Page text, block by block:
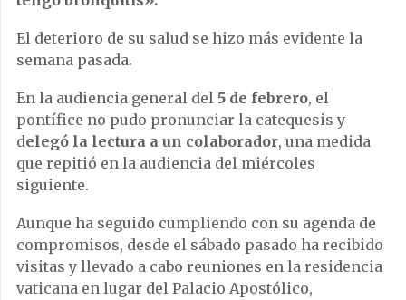
El deterioro de su salud se hizo más evidente la
semana pasada.
En la audiencia general del 5 de febrero, el
pontífice no pudo pronunciar la catequesis y
delegó la lectura a un colaborador, una medida
que repitió en la audiencia del miércoles
siguiente.
Aunque ha seguido cumpliendo con su agenda de
compromisos, desde el sábado pasado ha recibido
visitas y llevado a cabo reuniones en la residencia
vaticana en lugar del Palacio Apostólico,